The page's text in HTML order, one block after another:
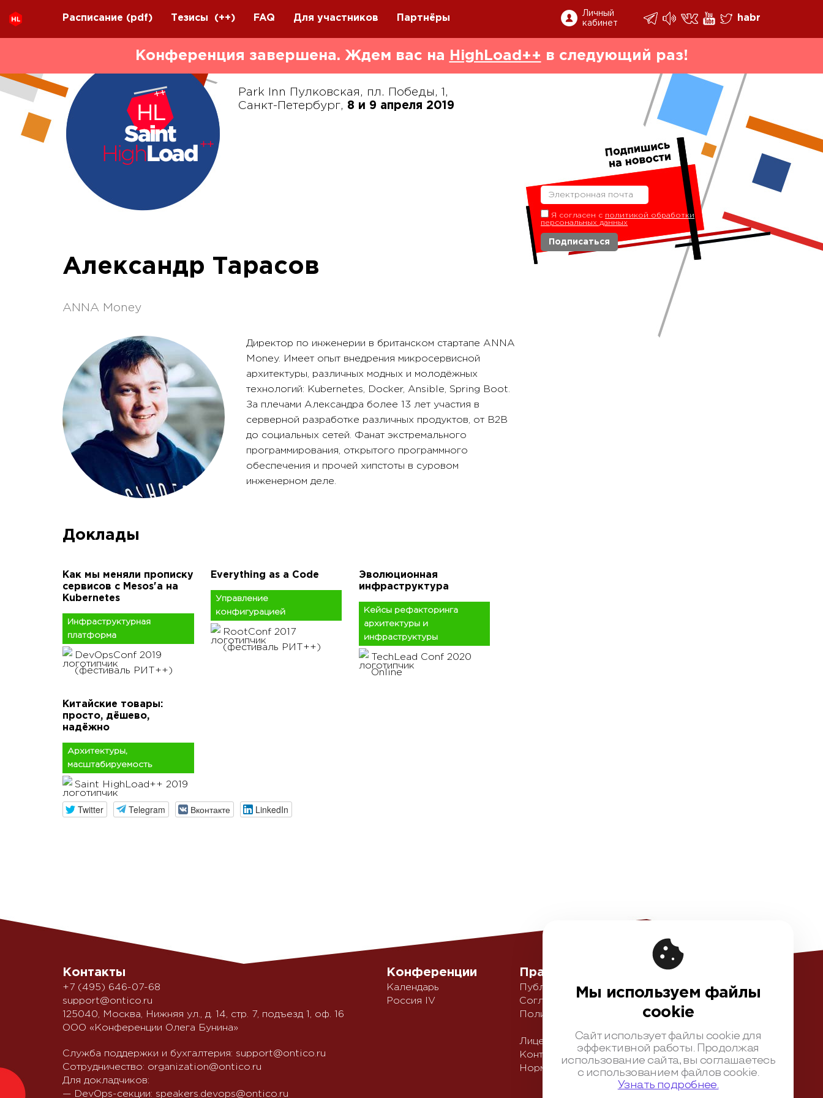
Личный
кабинет
habr
Расписание (pdf) Тезисы (++) FAQ Для участников Партнёры
Конференция завершена. Ждем вас на HighLoad++ в следующий раз!
Park Inn Пулковская, пл. Победы, 1,
Санкт-Петербург, 8 и 9 апреля 2019
Александр Тарасов
ANNA Money
Директор по инженерии в британском стартапе ANNA
Money. Имеет опыт внедрения микросервисной
архитектуры, различных модных и молодёжных
технологий: Kubernetes, Docker, Ansible, Spring Boot.
За плечами Александра более 13 лет участия в
серверной разработке различных продуктов, от B2B
до социальных сетей. Фанат экстремального
программирования, открытого программного
обеспечения и прочей хипстоты в суровом
инженерном деле.
Доклады
Как мы меняли прописку
сервисов с Mesos'а на
Kubernetes
Инфраструктурная
платформа
DevOpsConf 2019
(фестиваль РИТ++)
Everything as a Code
Управление
конфигурацией
RootConf 2017
(фестиваль РИТ++)
Эволюционная
инфраструктура
Кейсы рефакторинга
архитектуры и
инфраструктуры
TechLead Conf 2020
Online
Китайские товары:
просто, дёшево,
надёжно
Архитектуры,
масштабируемость
Saint HighLoad++ 2019
Twitter Telegram Вконтакте LinkedIn
Я согласен с политикой обработки
персональных данных
Контакты
+7 (495) 646-07-68
support@ontico.ru
125040, Москва, Нижняя ул., д. 14, стр. 7, подъезд 1, оф. 16
ООО «Конференции Олега Бунина»
Служба поддержки и бухгалтерия: support@ontico.ru
Сотрудничество: organization@ontico.ru
Для докладчиков:
— DevOps-секции: speakers.devops@ontico.ru
Конференции
Календарь
Россия IV
Правовая информация
Публичная оферта
Соглашение на обработку персональных данных
Политика обработки персональных данных
Лицензионный договор с Автором
Контентная политика конференции
Нормы поведения для конференции
Мы используем файлы
cookie
Сайт использует файлы cookie для
эффективной работы. Продолжая
использование сайта, вы соглашаетесь
с использованием файлов cookie.
Узнать подробнее.